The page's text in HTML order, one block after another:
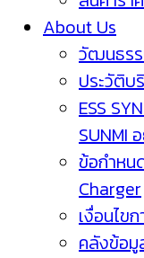
About Us
วัฒนธร
ประวัติบ
ESS
SUNMI
ข้อกำหน
Charger
เงื่อนไข
คลังข้อมู